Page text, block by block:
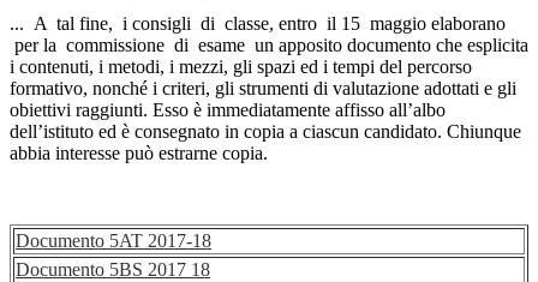
... A tal fine, i consigli di classe, entro il 15 maggio elaborano
per la commissione di esame un apposito documento che esplicita
i contenuti, i metodi, i mezzi, gli spazi ed i tempi del percorso
formativo, nonché i criteri, gli strumenti di valutazione adottati e gli
obiettivi raggiunti. Esso è immediatamente affisso all’albo
dell’istituto ed è consegnato in copia a ciascun candidato. Chiunque
abbia interesse può estrarne copia.
Documento 5AT 2017-18
Documento 5BS 2017 18